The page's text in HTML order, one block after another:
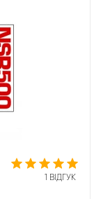
1 ВІДГУК